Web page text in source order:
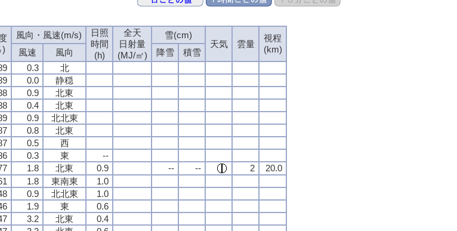
)
風向・風速(m/s)
日照
時間
(h)
全天
日射量
(MJ/㎡)
雪(cm)
天気
雲量
視程
(km)
風速 風向 降雪
積雪
0.3
北
0.0
静穏
0.9
北東
0.4
北東
0.9
北北東
0.8
北東
0.5
西
0.3 東
--
1.8 北東 0.9 -- -- 2
20.0
1.8 東南東
1.0
0.9 北北東
1.0
1.9 東
0.6
3.2 北東
0.4